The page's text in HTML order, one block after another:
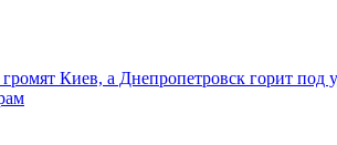
Киев, а Днепропетровск горит под